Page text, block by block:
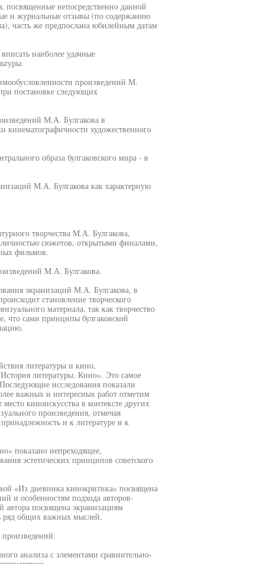
посвященные непосредственно данной
и журнальные отзывы (по содержанию
часть же предпослана юбилейным датам
наиболее удачные
произведений М.
постановке следующих
М.А. Булгакова в
кинематографичности художественного
образа булгаковского мира - в
М.А. Булгакова как характерную
творчества М.А. Булгакова,
сюжетов, открытыми финалами,
фильмов.
М.А. Булгакова.
экранизаций М.А. Булгакова, в
становление творческого
материала, так как творчество
что сами принципы булгаковской
литературы и кино,
литературы. Кино». Это самое
исследования показали
важных и интересных работ отметим
киноискусства в контексте других
произведения, отмечая
и к литературе и к
показано непреходящее,
эстетических принципов советского
«Из дневника кинокритика» посвящена
и особенностям подхода авторов-
автора посвящена экранизациям
ряд общих важных мыслей,
анализа с элементами сравнительно-